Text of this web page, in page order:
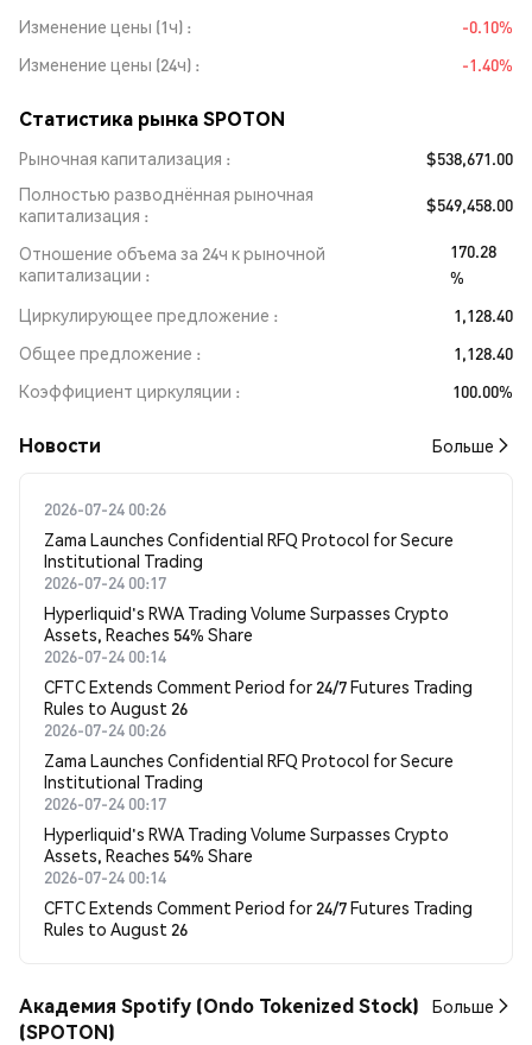
Изменение цены (1ч)
-0.10%
Изменение цены (24ч)
-1.40%
Статистика рынка SPOTON
Рыночная капитализация
$538,671.00
Полностью разводнённая рыночная
капитализация
$549,458.00
Отношение объема за 24ч к рыночной
капитализации
170.28
%
Циркулирующее предложение
1,128.40
Общее предложение
1,128.40
Коэффициент циркуляции
100.00%
Новости Больше
2026-07-24 00:26
Zama Launches Confidential RFQ Protocol for Secure
Institutional Trading
2026-07-24 00:17
Hyperliquid's RWA Trading Volume Surpasses Crypto
Assets, Reaches 54% Share
2026-07-24 00:14
CFTC Extends Comment Period for 24/7 Futures Trading
Rules to August 26
2026-07-24 00:26
Zama Launches Confidential RFQ Protocol for Secure
Institutional Trading
2026-07-24 00:17
Hyperliquid's RWA Trading Volume Surpasses Crypto
Assets, Reaches 54% Share
2026-07-24 00:14
CFTC Extends Comment Period for 24/7 Futures Trading
Rules to August 26
Академия Spotify (Ondo Tokenized Stock)
(SPOTON)
Больше